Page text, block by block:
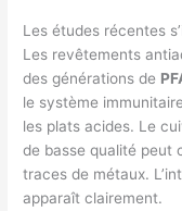
Les études récentes
Les revêtements
des générations de
le système
les plats acides. Le
de basse qualité peut
traces de métaux.
apparaît clairement.